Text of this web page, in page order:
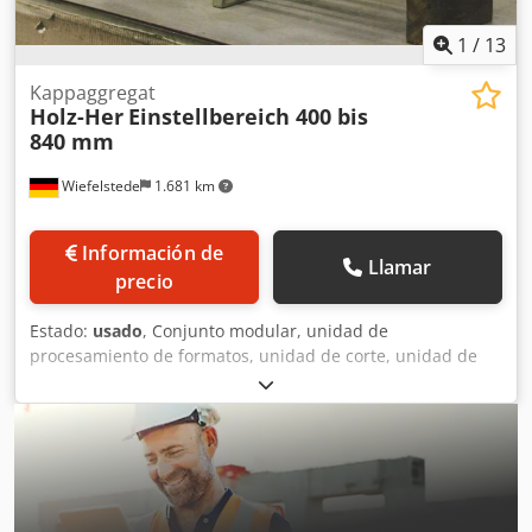
1 / 13
Wiefelstede 1.681 km
Kappaggregat
Holz-Her Einstellbereich 400 bis
840 mm
Información de
precio
Llamar
Estado: usado, Conjunto modular, unidad de
procesamiento de formatos, unidad de corte, unidad de
fresado, unidad de fresado de formas, unidad de fresado
para ensamblaje, unidad de corte transversal, perfilador
de doble extremo, máquina para el procesamiento de
bordes, motor de ranurado, motor de corte, motor de
fresado para máquina de procesamiento de bordes -Venta:
se entrega en su estado actual, tal como se ha